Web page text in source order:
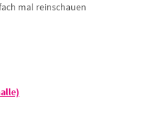
mal reinschauen